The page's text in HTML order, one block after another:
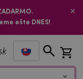
ešte DNES!